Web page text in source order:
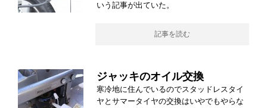
いう記事が出ていた。
記事を読む
ジャッキのオイル交換
寒冷地に住んでいるのでスタッドレスタイ
ヤとサマータイヤの交換はいやでもやらな